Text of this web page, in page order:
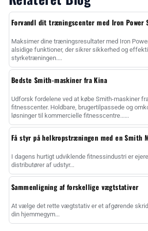
Forvandl dit træningscenter med Iron Power
Maksimer dine træningsresultater med Iron
alsidige funktioner, der sikrer sikkerhed og
styrketræningen....
Bedste Smith-maskiner fra Kina
Udforsk fordelene ved at købe Smith-maskiner
fitnesscenter. Holdbare, brugertilpassede og
løsninger til kommercielle fitnesscentre......
Få styr på helkropstræningen med en Smith
I dagens hurtigt udviklende fitnessindustri er
distributører af udstyr...
Sammenligning af forskellige vægtstativer
At vælge det rette vægtstativ er et afgørende
din hjemmegym...